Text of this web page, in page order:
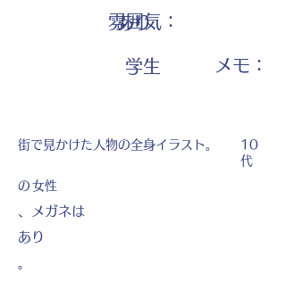
あり
雰囲気：
学生 ​メモ：
街で見かけた人物の全身イラスト。
10
代
の 女性
、メガネは
あり
。